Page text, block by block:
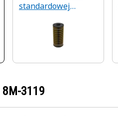
standardowej
8M-3119